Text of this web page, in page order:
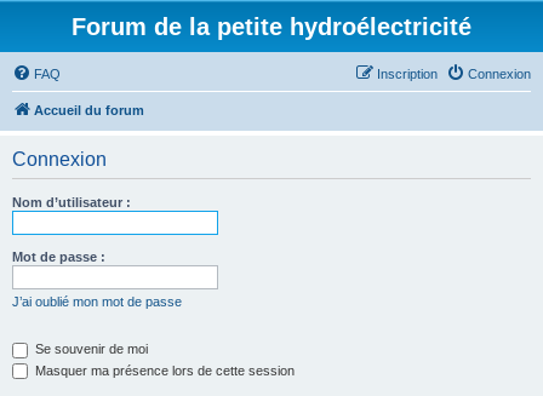
Forum de la petite hydroélectricité
FAQ Connexion
Inscription
Accueil du forum
Connexion
Nom d’utilisateur :
Mot de passe :
J’ai oublié mon mot de passe
Se souvenir de moi
Masquer ma présence lors de cette session